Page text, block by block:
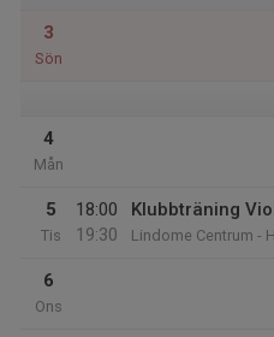
3
Sön
4
Mån
5
Tis
18:00
19:30
Klubbträning
Lindome Centrum -
6
Ons